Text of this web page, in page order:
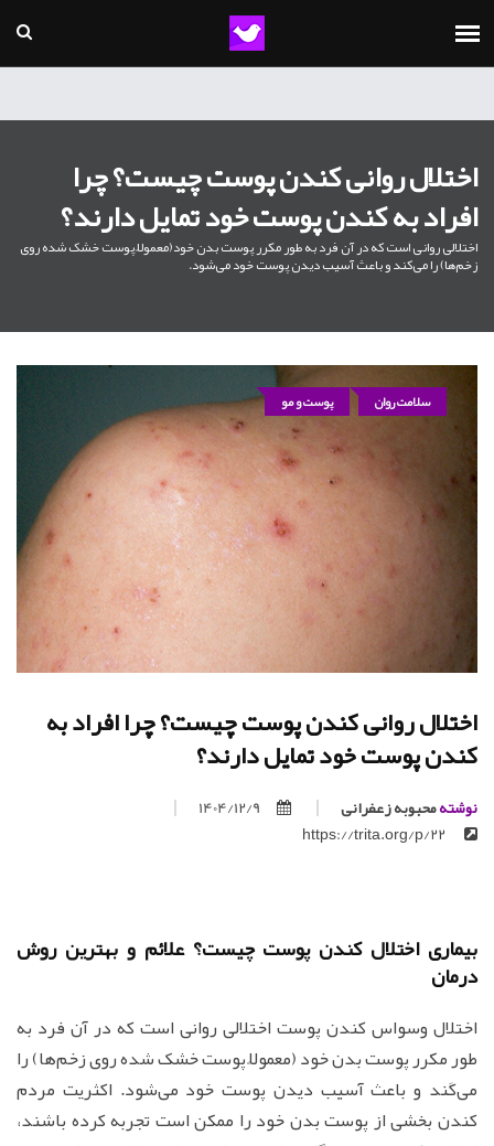
اختلال روانی کندن پوست چیست؟ چرا
افراد به کندن پوست خود تمایل دارند؟
اختلالی روانی است که در آن فرد به طور مکرر پوست بدن خود(معمولاً پوست خشک شده روی
زخم‌ها) را می‌کند و باعث آسیب دیدن پوست خود می‌شود.
سلامت روان پوست و مو
اختلال روانی کندن پوست چیست؟ چرا افراد به
کندن پوست خود تمایل دارند؟
نوشتهمحبوبه زعفرانی
1404/12/9
بیماری اختلال کندن پوست چیست؟ علائم و بهترین روش
درمان
اختلال وسواس کندن پوست اختلالی روانی است که در آن فرد به
طور مکرر پوست بدن خود (معمولاً پوست خشک شده روی زخم‌ها) را
می‌کَند و باعث آسیب دیدن پوست خود می‌شود. اکثریت مردم
کندن بخشی از پوست بدن خود را ممکن است تجربه کرده باشند،